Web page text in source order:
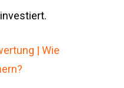
| Wie